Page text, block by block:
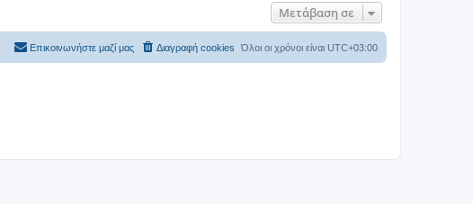
Μετάβαση σε
Όλοι οι χρόνοι είναι UTC+03:00
Διαγραφή cookies
Επικοινωνήστε μαζί μας